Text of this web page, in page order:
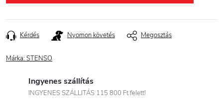
Kérdés Nyomon követés Megosztás
Márka: STENSO
Ingyenes szállítás
INGYENES SZÁLLITÁS 115 800 Ft felett!